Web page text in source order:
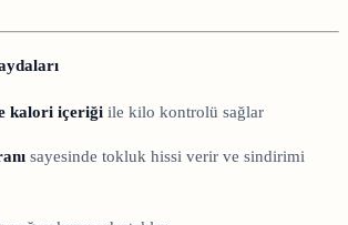
kalori içeriğiile kilo kontrolü sağlar
sayesinde tokluk hissi verir ve sindirimi